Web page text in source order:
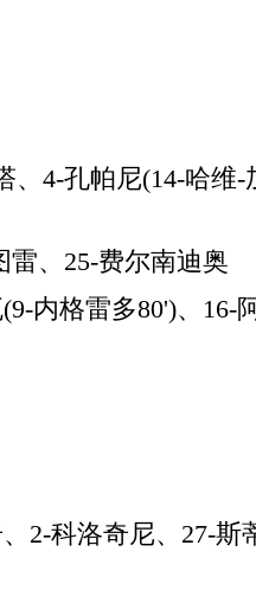
4-孔帕尼(14-哈维-
、25-费尔南迪奥
格雷多80')、16-
科洛奇尼、27-斯